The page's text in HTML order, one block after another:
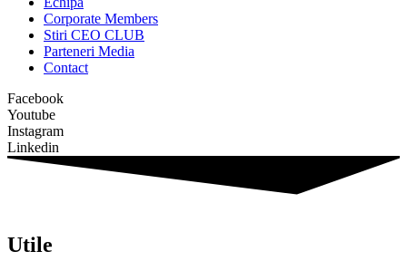
Corporate Members
Stiri CEO CLUB
Parteneri Media
Contact
Facebook
Youtube
Instagram
Linkedin
Utile